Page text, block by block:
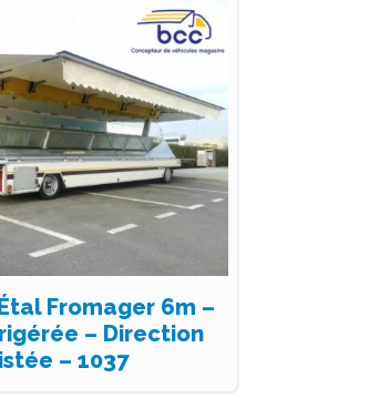
Fromager 6m –
– Direction
– 1037